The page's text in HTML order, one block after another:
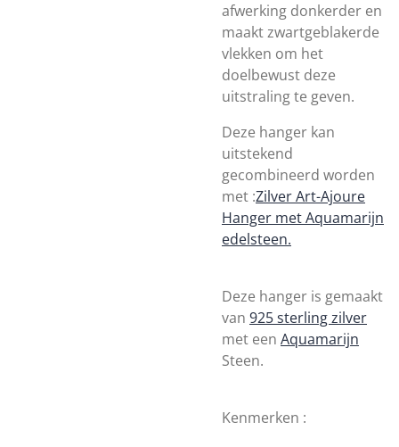
afwerking donkerder en
maakt zwartgeblakerde
vlekken om het
doelbewust deze
uitstraling te geven.
Deze hanger kan
uitstekend
gecombineerd worden
met :Zilver Art-Ajoure
Hanger met Aquamarijn
edelsteen.
Deze hanger is gemaakt
van 925 sterling zilver
met een Aquamarijn
Steen.
Kenmerken :